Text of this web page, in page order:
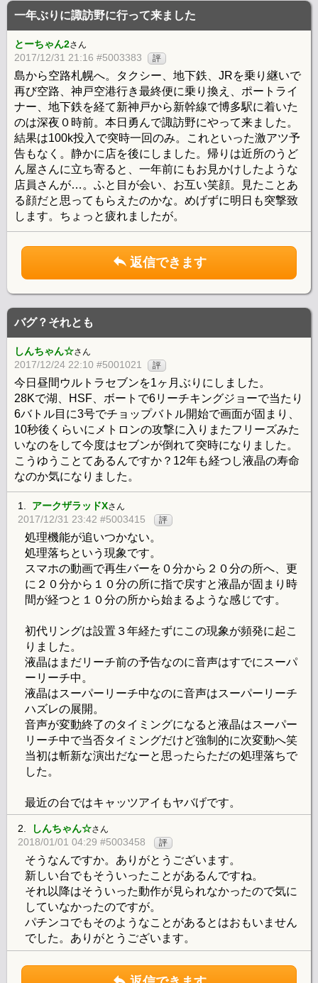
一年ぶりに諏訪野に行って来ました
とーちゃん2さん
2017/12/31 21:16 #5003383 評
島から空路札幌へ。タクシー、地下鉄、JRを乗り継いで
再び空路、神戸空港行き最終便に乗り換え、ポートライ
ナー、地下鉄を経て新神戸から新幹線で博多駅に着いた
のは深夜０時前。本日勇んで諏訪野にやって来ました。
結果は100k投入で突時一回のみ。これといった激アツ予
告もなく。静かに店を後にしました。帰りは近所のうど
ん屋さんに立ち寄ると、一年前にもお見かけしたような
店員さんが…。ふと目が会い、お互い笑顔。見たことあ
る顔だと思ってもらえたのかな。めげずに明日も突撃致
します。ちょっと疲れましたが。
返信できます
バグ？それとも
しんちゃん☆さん
2017/12/24 22:10 #5001021 評
今日昼間ウルトラセブンを1ヶ月ぶりにしました。
28Kで湖、HSF、ボートで6リーチキングジョーで当たり
6バトル目に3号でチョップバトル開始で画面が固まり、
10秒後くらいにメトロンの攻撃に入りまたフリーズみた
いなのをして今度はセブンが倒れて突時になりました。
こうゆうことてあるんですか？12年も経つし液晶の寿命
なのか気になりました。
1. アークザラッドXさん
2017/12/31 23:42 #5003415 評
処理機能が追いつかない。
処理落ちという現象です。
スマホの動画で再生バーを０分から２０分の所へ、更
に２０分から１０分の所に指で戻すと液晶が固まり時
間が経つと１０分の所から始まるような感じです。
初代リングは設置３年経たずにこの現象が頻発に起こ
りました。
液晶はまだリーチ前の予告なのに音声はすでにスーパ
ーリーチ中。
液晶はスーパーリーチ中なのに音声はスーパーリーチ
ハズレの展開。
音声が変動終了のタイミングになると液晶はスーパー
リーチ中で当否タイミングだけど強制的に次変動へ笑
当初は斬新な演出だなーと思ったらただの処理落ちで
した。
最近の台ではキャッツアイもヤバげです。
2. しんちゃん☆さん
2018/01/01 04:29 #5003458 評
そうなんですか。ありがとうございます。
新しい台でもそういったことがあるんですね。
それ以降はそういった動作が見られなかったので気に
していなかったのですが。
パチンコでもそのようなことがあるとはおもいません
でした。ありがとうございます。